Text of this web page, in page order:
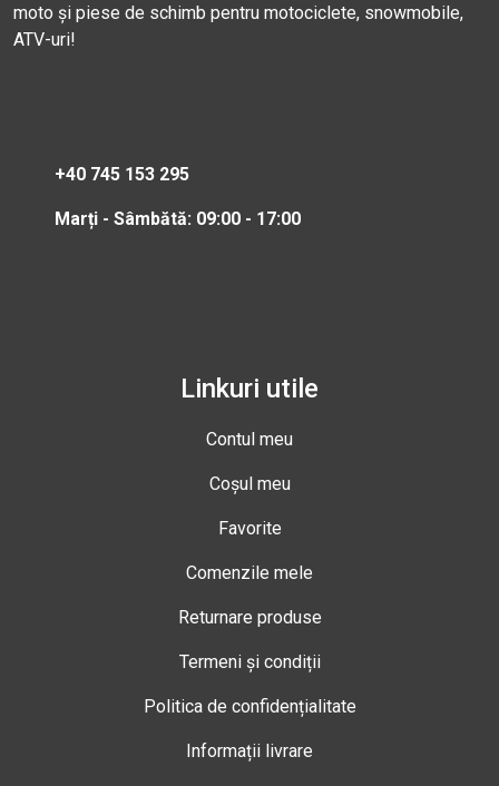
moto și piese de schimb pentru motociclete, snowmobile,
ATV-uri!
+40 745 153 295
Marți - Sâmbătă: 09:00 - 17:00
Linkuri utile
Contul meu
Coșul meu
Favorite
Comenzile mele
Returnare produse
Termeni și condiții
Politica de confidențialitate
Informații livrare